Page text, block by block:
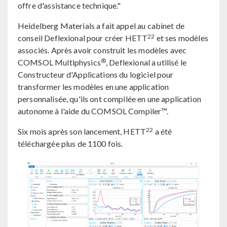
offre d'assistance technique."
Heidelberg Materials a fait appel au cabinet de
conseil Deflexional pour créer HETT22 et ses modèles
associés. Après avoir construit les modèles avec
COMSOL Multiphysics®, Deflexional a utilisé le
Constructeur d'Applications du logiciel pour
transformer les modèles en une application
personnalisée, qu'ils ont compilée en une application
autonome à l'aide du COMSOL Compiler™.
Six mois après son lancement, HETT22 a été
téléchargée plus de 1100 fois.